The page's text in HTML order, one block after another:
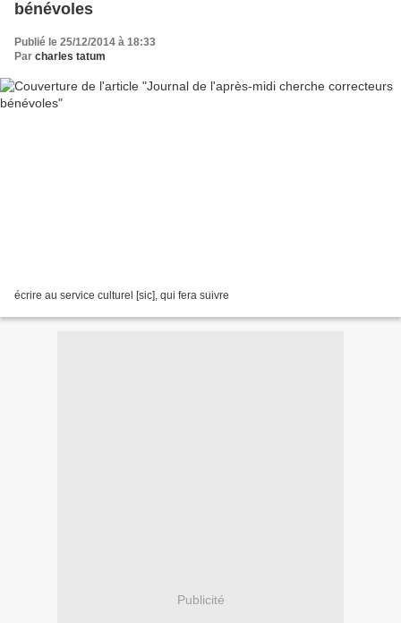
bénévoles
Publié le 25/12/2014 à 18:33
Par charles tatum
écrire au service culturel [sic], qui fera suivre
Publicité